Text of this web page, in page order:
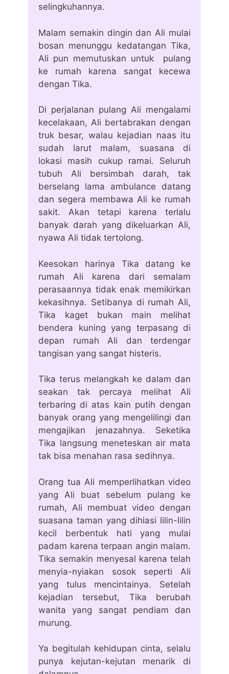
selingkuhannya.
Malam semakin dingin dan Ali mulai
bosan menunggu kedatangan Tika,
Ali pun memutuskan untuk pulang
ke rumah karena sangat kecewa
dengan Tika.
Di perjalanan pulang Ali mengalami
kecelakaan, Ali bertabrakan dengan
truk besar, walau kejadian naas itu
sudah larut malam, suasana di
lokasi masih cukup ramai. Seluruh
tubuh Ali bersimbah darah, tak
berselang lama ambulance datang
dan segera membawa Ali ke rumah
sakit. Akan tetapi karena terlalu
banyak darah yang dikeluarkan Ali,
nyawa Ali tidak tertolong.
Keesokan harinya Tika datang ke
rumah Ali karena dari semalam
perasaannya tidak enak memikirkan
kekasihnya. Setibanya di rumah Ali,
Tika kaget bukan main melihat
bendera kuning yang terpasang di
depan rumah Ali dan terdengar
tangisan yang sangat histeris.
Tika terus melangkah ke dalam dan
seakan tak percaya melihat Ali
terbaring di atas kain putih dengan
banyak orang yang mengelilingi dan
mengajikan jenazahnya. Seketika
Tika langsung meneteskan air mata
tak bisa menahan rasa sedihnya.
Orang tua Ali memperlihatkan video
yang Ali buat sebelum pulang ke
rumah, Ali membuat video dengan
suasana taman yang dihiasi lilin-lilin
kecil berbentuk hati yang mulai
padam karena terpaan angin malam.
Tika semakin menyesal karena telah
menyia-nyiakan sosok seperti Ali
yang tulus mencintainya. Setelah
kejadian tersebut, Tika berubah
wanita yang sangat pendiam dan
murung.
Ya begitulah kehidupan cinta, selalu
punya kejutan-kejutan menarik di